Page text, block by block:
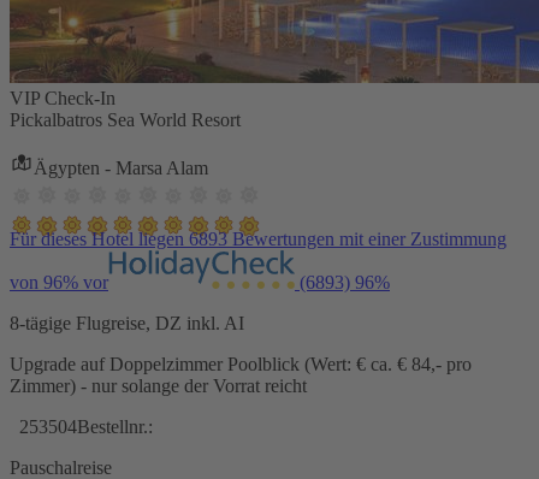
VIP Check-In
Pickalbatros Sea World Resort
Ägypten - Marsa Alam
Für dieses Hotel liegen 6893 Bewertungen mit einer Zustimmung
von 96% vor (6893) 96%
8-tägige Flugreise, DZ inkl. AI
Upgrade auf Doppelzimmer Poolblick (Wert: € ca. € 84,- pro
Zimmer) - nur solange der Vorrat reicht
253504Bestellnr.:
Pauschalreise